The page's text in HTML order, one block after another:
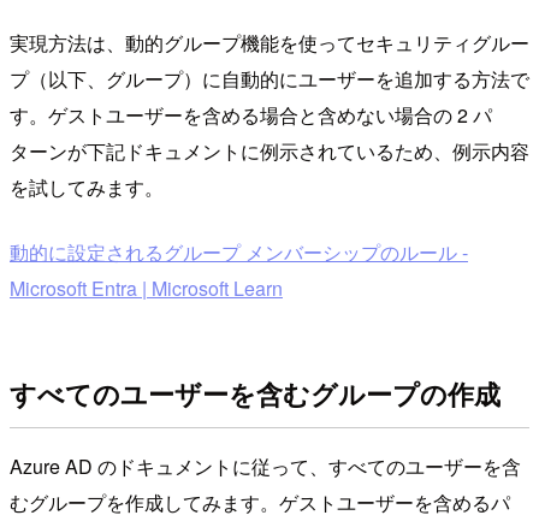
実現方法は、動的グループ機能を使ってセキュリティグルー
プ（以下、グループ）に自動的にユーザーを追加する方法で
す。ゲストユーザーを含める場合と含めない場合の 2 パ
ターンが下記ドキュメントに例示されているため、例示内容
を試してみます。
動的に設定されるグループ メンバーシップのルール -
Microsoft Entra | Microsoft Learn
すべてのユーザーを含むグループの作成
Azure AD のドキュメントに従って、すべてのユーザーを含
むグループを作成してみます。ゲストユーザーを含めるパ